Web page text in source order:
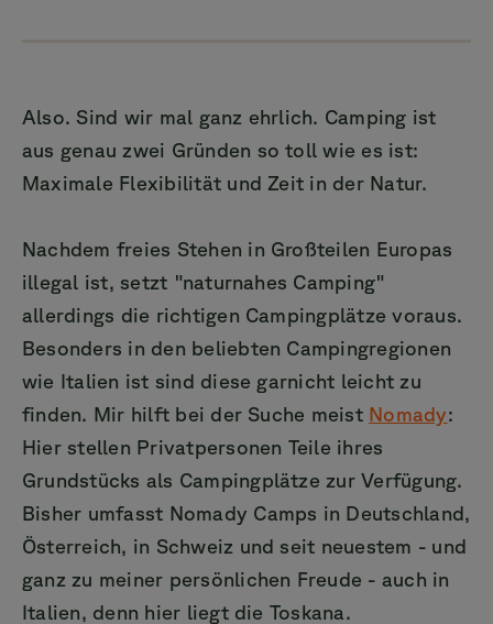
Also. Sind wir mal ganz ehrlich. Camping ist
aus genau zwei Gründen so toll wie es ist:
Maximale Flexibilität und Zeit in der Natur.
Nachdem freies Stehen in Großteilen Europas
illegal ist, setzt "naturnahes Camping"
allerdings die richtigen Campingplätze voraus.
Besonders in den beliebten Campingregionen
wie Italien ist sind diese garnicht leicht zu
finden. Mir hilft bei der Suche meist Nomady:
Hier stellen Privatpersonen Teile ihres
Grundstücks als Campingplätze zur Verfügung.
Bisher umfasst Nomady Camps in Deutschland,
Österreich, in Schweiz und seit neuestem - und
ganz zu meiner persönlichen Freude - auch in
Italien, denn hier liegt die Toskana.